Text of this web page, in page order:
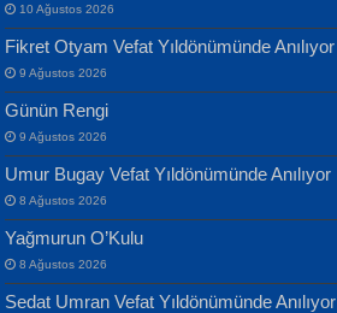
MUSTAFA KELOĞLU
Yarına İz Bırakmak...
ATİLLA ÖZEN
Sultan Olmadan Önce Eyüp...
Yılmaz Ekinci
Geceye Söylenen...
Banu Sancak
Defterimden İçeri...
10 Ağustos 2026
Fikret Otyam Vefat Yıldönümünde Anılıyor
9 Ağustos 2026
Günün Rengi
9 Ağustos 2026
Umur Bugay Vefat Yıldönümünde Anılıyor
8 Ağustos 2026
Yağmurun O’Kulu
8 Ağustos 2026
Sedat Umran Vefat Yıldönümünde Anılıyor